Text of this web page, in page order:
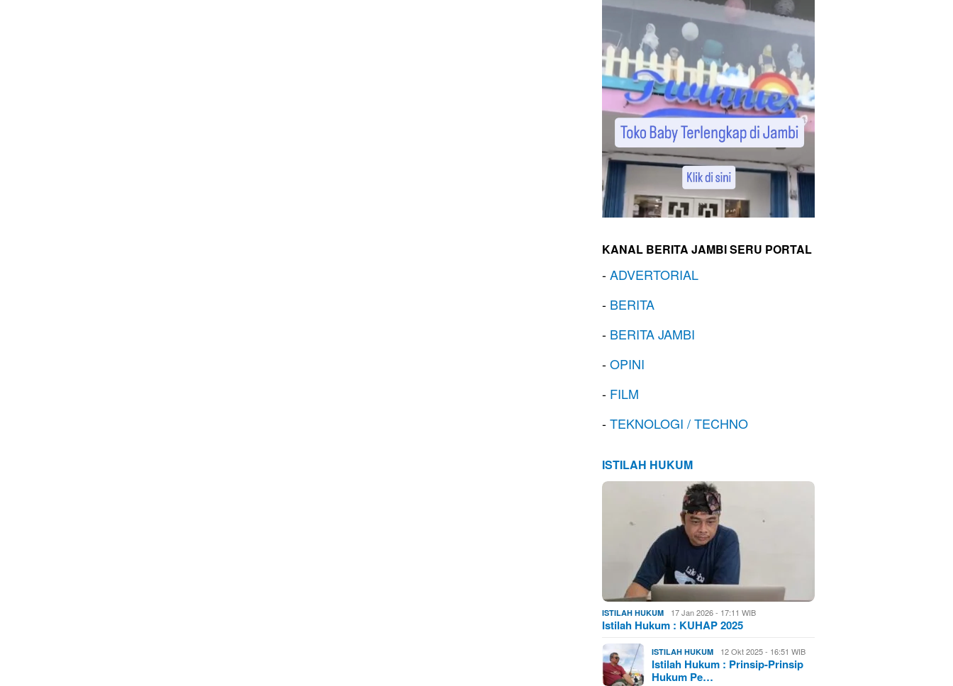
KANAL BERITA JAMBI SERU PORTAL
-ADVERTORIAL
- BERITA
- BERITA JAMBI
-OPINI
- FILM
-TEKNOLOGI / TECHNO
ISTILAH HUKUM
ISTILAH HUKUM 17 Jan 2026 - 17:11 WIB
Istilah Hukum : KUHAP 2025
ISTILAH HUKUM 12 Okt 2025 - 16:51 WIB
Istilah Hukum : Prinsip-Prinsip
Hukum Pe…